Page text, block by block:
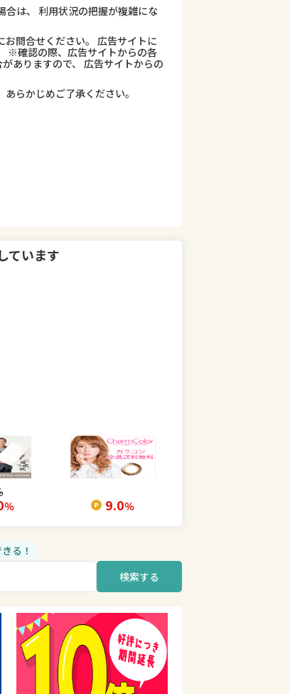
合は、 利用状況の把握が複雑にな
問合せください。 広告サイトに
※確認の際、広告サイトからの各
ありますので、 広告サイトからの
らかじめご了承ください。
ています
％ 9.0％
る！
検索する